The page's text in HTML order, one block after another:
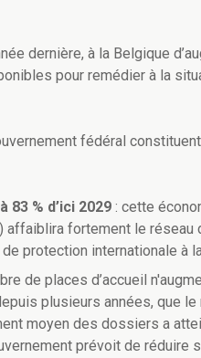
dernière, à la Belgique
pour remédier à la
fédéral
83 % d’ici 2029 : cette
fortement le réseau
protection internationale à
de places d’accueil
plusieurs années, que le
moyen des dossiers a
prévoit de réduire